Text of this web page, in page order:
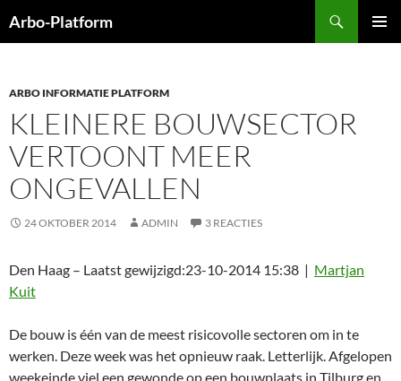
naar
Arbo-Platform
ARBO INFORMATIE PLATFORM
KLEINERE BOUWSECTOR
VERTOONT MEER
ONGEVALLEN
24 OKTOBER 2014 ADMIN 3 REACTIES
Den Haag – Laatst gewijzigd:23-10-2014 15:38 | Martjan
Kuit
De bouw is één van de meest risicovolle sectoren om in te
werken. Deze week was het opnieuw raak. Letterlijk. Afgelopen
weekeinde viel een gewonde op een bouwplaats in Tilburg en